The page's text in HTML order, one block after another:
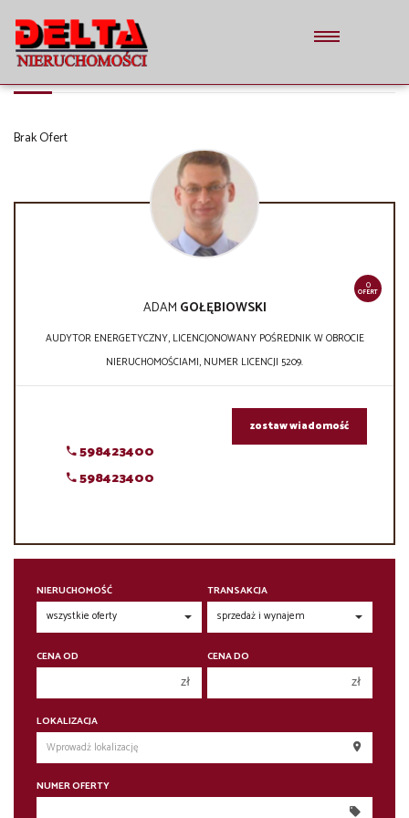
LISTA OFERT
Brak Ofert
0
OFERT
ADAM GOŁĘBIOWSKI
AUDYTOR ENERGETYCZNY, LICENCJONOWANY POŚREDNIK W OBROCIE
NIERUCHOMOŚCIAMI, NUMER LICENCJI 5209.
598423400
598423400
zostaw wiadomość
NIERUCHOMOŚĆ TRANSAKCJA
CENA OD
zł
250 000 zł
300 000 zł
CENA DO
zł
250 000 zł
LOKALIZACJA
NUMER OFERTY